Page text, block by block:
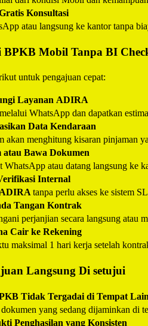
Konsultasi
atau langsung ke kantor tanpa
Mobil Tanpa BI
untuk pengajuan cepat:
Layanan ADIRA
WhatsApp dan dapatkan
Data Kendaraan
menghitung kisaran pinjaman
Bawa Dokumen
atau datang langsung ke
Internal
ADIRA tanpa perlu akses ke sistem
Tangan Kontrak
perjanjian secara langsung atau
Cair ke Rekening
maksimal 1 hari kerja setelah
Langsung Di setujui
Tidak Tergadai di Tempat Lain
yang sedang dijaminkan di
Penghasilan yang Konsisten